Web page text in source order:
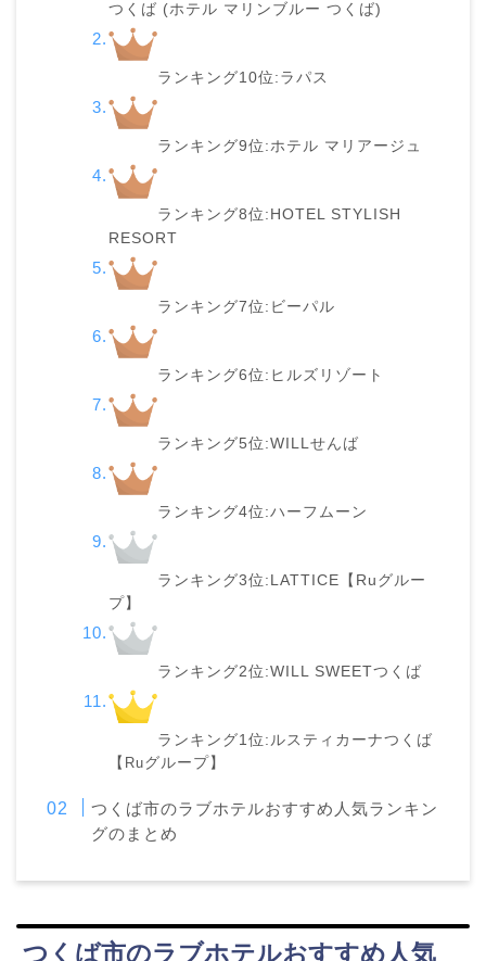
つくば (ホテル マリンブルー つくば)
ランキング10位:ラパス
ランキング9位:ホテル マリアージュ
ランキング8位:HOTEL STYLISH
RESORT
ランキング7位:ビーパル
ランキング6位:ヒルズリゾート
ランキング5位:WILLせんば
ランキング4位:ハーフムーン
ランキング3位:LATTICE【Ruグルー
プ】
ランキング2位:WILL SWEETつくば
ランキング1位:ルスティカーナつくば
【 Ruグループ】
つくば市のラブホテルおすすめ人気ランキン
グのまとめ
つくば市のラブホテルおすすめ人気